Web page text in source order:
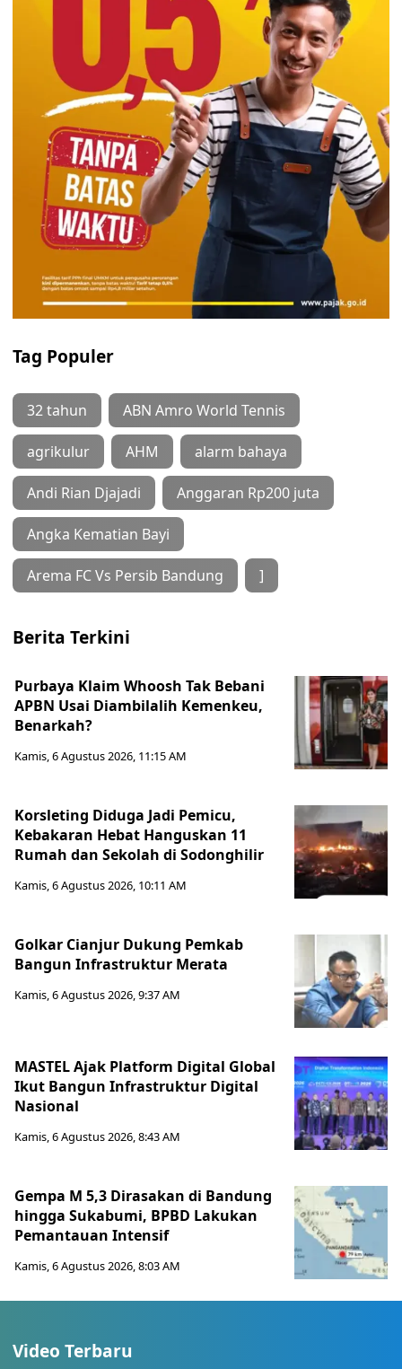
Tag Populer
32 tahun ABN Amro World Tennis
agrikulur AHM alarm bahaya
Andi Rian Djajadi Anggaran Rp200 juta
Angka Kematian Bayi
Arema FC Vs Persib Bandung ]
Berita Terkini
Purbaya Klaim Whoosh Tak Bebani
APBN Usai Diambilalih Kemenkeu,
Benarkah?
Kamis, 6 Agustus 2026, 11:15 AM
Korsleting Diduga Jadi Pemicu,
Kebakaran Hebat Hanguskan 11
Rumah dan Sekolah di Sodonghilir
Kamis, 6 Agustus 2026, 10:11 AM
Golkar Cianjur Dukung Pemkab
Bangun Infrastruktur Merata
Kamis, 6 Agustus 2026, 9:37 AM
MASTEL Ajak Platform Digital Global
Ikut Bangun Infrastruktur Digital
Nasional
Kamis, 6 Agustus 2026, 8:43 AM
Gempa M 5,3 Dirasakan di Bandung
hingga Sukabumi, BPBD Lakukan
Pemantauan Intensif
Kamis, 6 Agustus 2026, 8:03 AM
Video Terbaru